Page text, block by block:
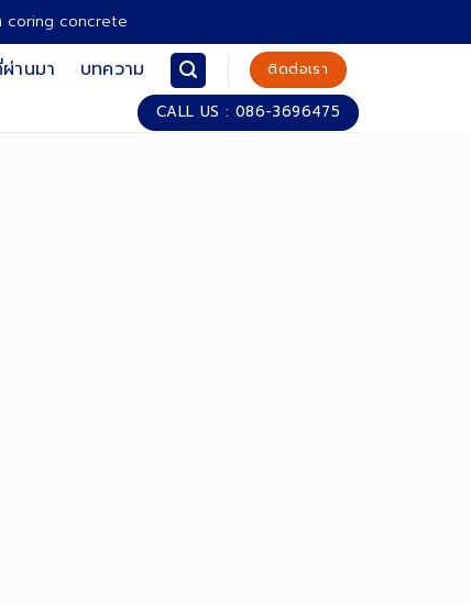
coring concrete
านมา บทความ
ติดต่อเรา
CALL US : 086-3696475